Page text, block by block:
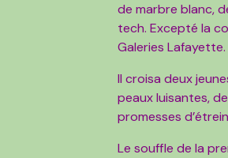
de marbre blanc,
tech. Excepté la
Galeries
Il croisa deux
peaux luisantes,
promesses
Le souffle de la